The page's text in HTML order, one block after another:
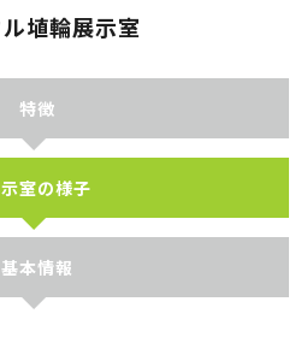
埴輪展示室
特徴
室の様子
基本情報